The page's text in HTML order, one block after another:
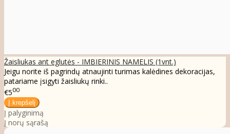
Žaisliukas ant eglutės - IMBIERINIS NAMELIS (1vnt.)
Jeigu norite iš pagrindų atnaujinti turimas kalėdines dekoracijas,
patariame įsigyti žaisliukų rinki..
€500
Į palyginimą
Į norų sąrašą